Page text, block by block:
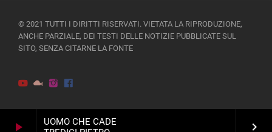
play_arrow
UOMO CHE CADE
keyboard_arrow_right
© 2021 TUTTI I DIRITTI RISERVATI. VIETATA LA RIPRODUZIONE,
ANCHE PARZIALE, DEI TESTI DELLE NOTIZIE PUBBLICATE SUL
SITO, SENZA CITARNE LA FONTE